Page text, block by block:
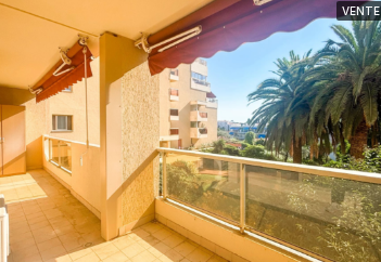
VENTE